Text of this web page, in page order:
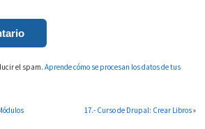
el spam.Aprende cómo se procesan los datos de tus
17.- Curso de Drupal: Crear Libros»